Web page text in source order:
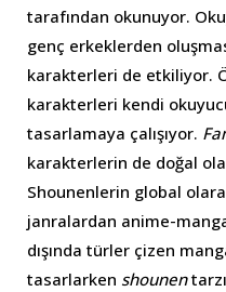
tarafından okunuyor.
genç erkeklerden
karakterleri de etkiliyor.
karakterleri kendi
tasarlamaya çalışıyor.
karakterlerin de doğal
Shounenlerin global
janralardan anime-
dışında türler çizen
tasarlarken shounen